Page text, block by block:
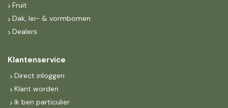
Fruit
Dak, lei- & vormbomen
Dealers
Klantenservice
Direct inloggen
Klant worden
Ik ben particulier